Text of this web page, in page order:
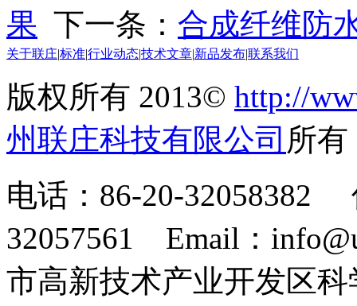
果 下一条： 合成纤维防
关于联庄标准行业动态技术文章 新品发布联系我们
版权所有 2013© http://
州联庄科技有限公司 所
电话：86-20-32058382
32057561 Email：
市高新技术产业开发区